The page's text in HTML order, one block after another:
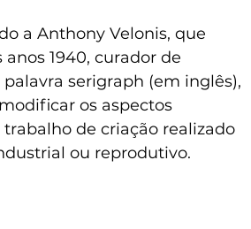
a Anthony Velonis, que
1940, curador de
serigraph (em inglês),
os aspectos
de criação realizado
ou reprodutivo.